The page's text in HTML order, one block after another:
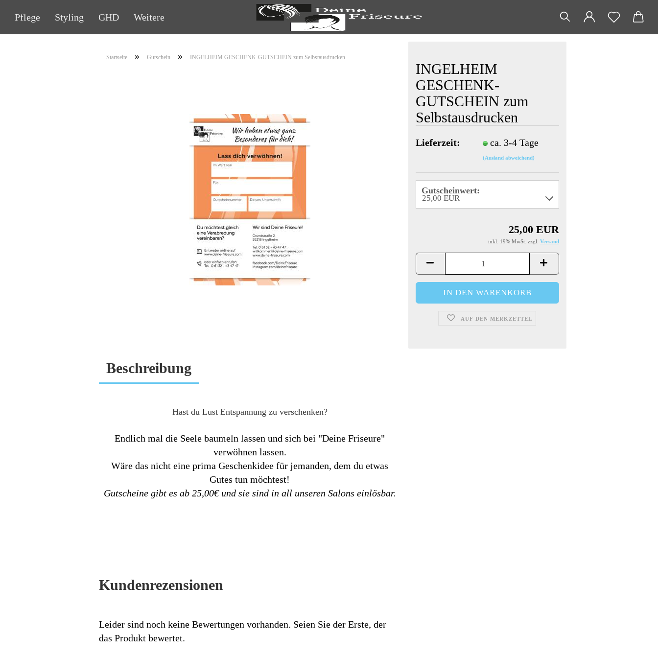
Pflege Styling GHD Weitere
Startseite » Gutschein » INGELHEIM GESCHENK-GUTSCHEIN zum Selbstausdrucken
INGELHEIM
GESCHENK-
GUTSCHEIN zum
Selbstausdrucken
Lieferzeit: ca. 3-4 Tage
(Ausland abweichend)
Gutscheinwert:
25,00 EUR
inkl. 19% MwSt. zzgl. Versand
AUF DEN MERKZETTEL
Beschreibung
Hast du Lust Entspannung zu verschenken?
Endlich mal die Seele baumeln lassen und sich bei "Deine Friseure"
verwöhnen lassen.
Wäre das nicht eine prima Geschenkidee für jemanden, dem du etwas
Gutes tun möchtest!
Gutscheine gibt es ab 25,00€ und sie sind in all unseren Salons einlösbar.
Kundenrezensionen
Leider sind noch keine Bewertungen vorhanden. Seien Sie der Erste, der
das Produkt bewertet.